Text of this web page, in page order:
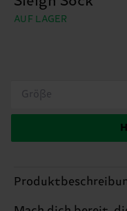
AUF LAGER
Größe